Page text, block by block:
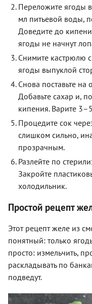
Переложите ягоды
мл питьевой воды,
Доведите до
ягоды не начнут
Снимите кастрюлю
ягоды выпуклой
Снова поставьте на
Добавьте сахар и,
кипения. Варите
Процедите сок
слишком сильно,
прозрачным.
Разлейте по
Закройте
холодильник.
Простой рецепт
Этот рецепт желе из
понятный: только
просто: измельчить,
раскладывать по
подведут.